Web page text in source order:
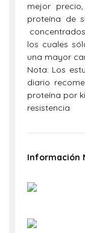
mejor
proteína de
los cuales
una mayor
Nota: Los
diario
proteína por
resistencia
Información